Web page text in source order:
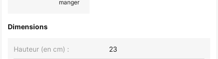
manger
Dimensions
Hauteur (en cm) : 23